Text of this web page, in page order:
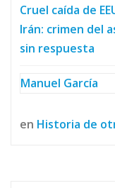
Cruel caída de
Irán: crimen del
sin respuesta
Manuel García
en Historia de